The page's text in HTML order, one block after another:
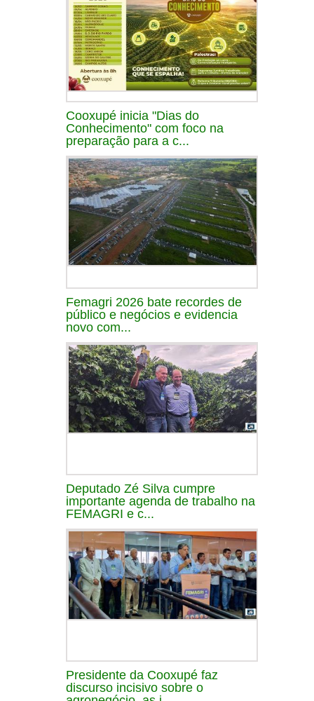
Cooxupé inicia "Dias do
Conhecimento" com foco na
preparação para a c...
Femagri 2026 bate recordes de
público e negócios e evidencia
novo com...
Deputado Zé Silva cumpre
importante agenda de trabalho na
FEMAGRI e c...
Presidente da Cooxupé faz
discurso incisivo sobre o